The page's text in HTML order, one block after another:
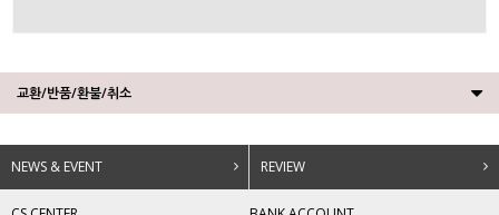
교환/반품/환불/취소
NEWS & EVENT REVIEW